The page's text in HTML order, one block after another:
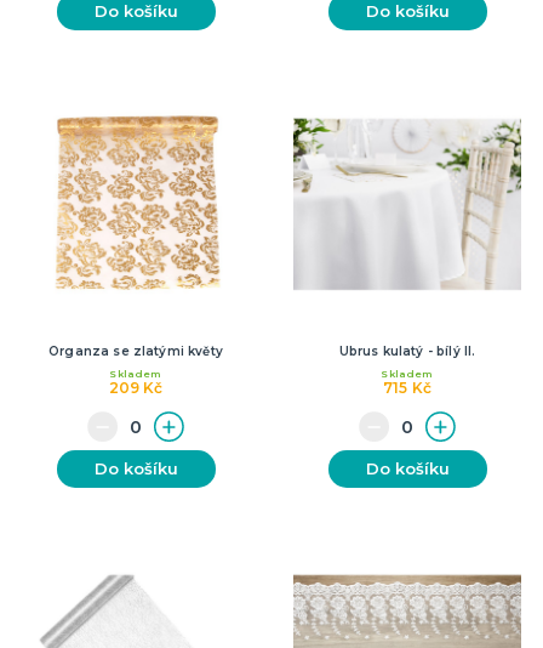
Do košíku Do košíku
Organza se zlatými květy
209 Kč
Skladem
Do košíku
Ubrus kulatý - bílý II.
715 Kč
Skladem
Do košíku